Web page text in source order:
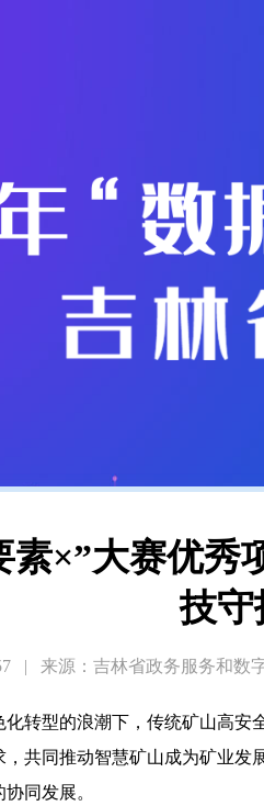
素×”大赛优
技守
来源：吉林省政务服务和数
转型的浪潮下，传统矿山高
，共同推动智慧矿山成为矿业
同发展。